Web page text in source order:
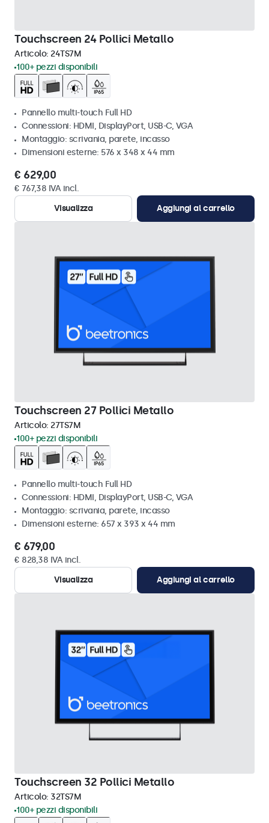
Touchscreen 24 Pollici Metallo
Articolo: 24TS7M
100+ pezzi disponibili
Pannello multi-touch Full HD
Connessioni: HDMI, DisplayPort, USB-C, VGA
Montaggio: scrivania, parete, incasso
Dimensioni esterne: 576 x 348 x 44 mm
€ 629,00
€ 767,38 IVA incl.
Visualizza
Aggiungi al carrello
Touchscreen 27 Pollici Metallo
Articolo: 27TS7M
100+ pezzi disponibili
Pannello multi-touch Full HD
Connessioni: HDMI, DisplayPort, USB-C, VGA
Montaggio: scrivania, parete, incasso
Dimensioni esterne: 657 x 393 x 44 mm
€ 679,00
€ 828,38 IVA incl.
Visualizza
Aggiungi al carrello
Touchscreen 32 Pollici Metallo
Articolo: 32TS7M
100+ pezzi disponibili